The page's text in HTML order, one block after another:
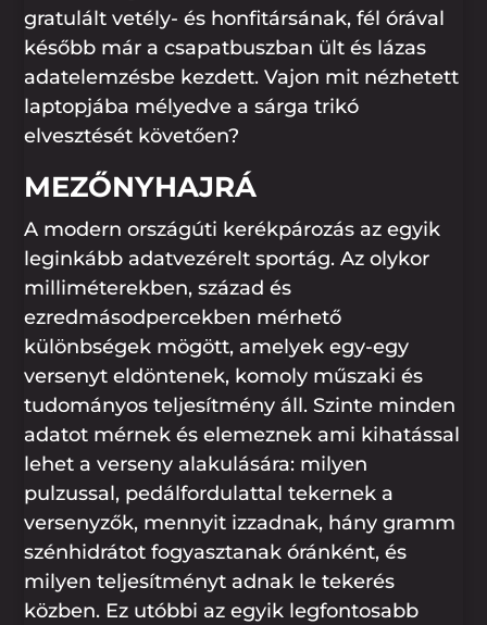
gratulált vetély- és honfitársának, fél órával
később már a csapatbuszban ült és lázas
adatelemzésbe kezdett. Vajon mit nézhetett
laptopjába mélyedve a sárga trikó
elvesztését követően?
MEZŐNYHAJRÁ
A modern országúti kerékpározás az egyik
leginkább adatvezérelt sportág. Az olykor
milliméterekben, század és
ezredmásodpercekben mérhető
különbségek mögött, amelyek egy-egy
versenyt eldöntenek, komoly műszaki és
tudományos teljesítmény áll. Szinte minden
adatot mérnek és elemeznek ami kihatással
lehet a verseny alakulására: milyen
pulzussal, pedálfordulattal tekernek a
versenyzők, mennyit izzadnak, hány gramm
szénhidrátot fogyasztanak óránként, és
milyen teljesítményt adnak le tekerés
közben. Ez utóbbi az egyik legfontosabb